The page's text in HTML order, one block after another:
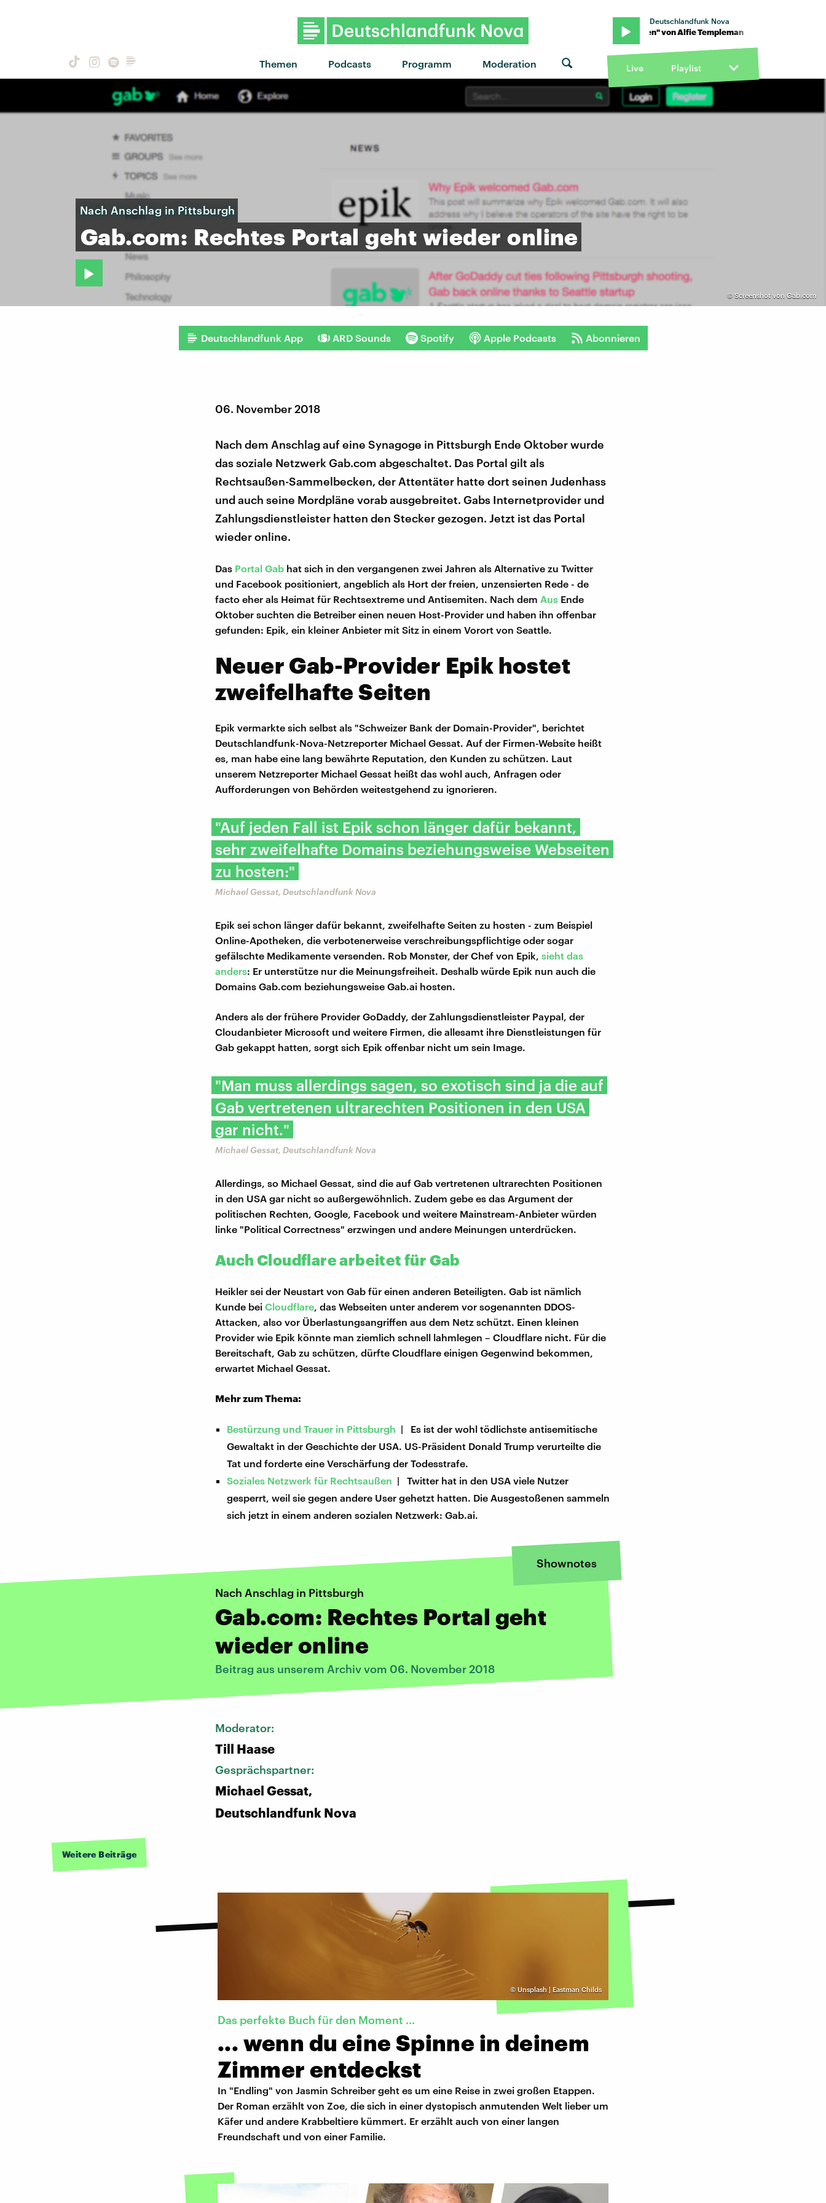
Themen Podcasts Programm Moderation
Deutschlandfunk Nova
"Broken" von Alfie Templeman · "Broken" von Alfie Templeman · "Broken" von Alfie
Live Playlist
© Screenshot von Gab.com
Nach Anschlag in Pittsburgh
Gab.com: Rechtes Portal geht wieder online
Deutschlandfunk App ARD Sounds Spotify Apple Podcasts Abonnieren
06. November 2018
Nach dem Anschlag auf eine Synagoge in Pittsburgh Ende Oktober wurde
das soziale Netzwerk Gab.com abgeschaltet. Das Portal gilt als
Rechtsaußen-Sammelbecken, der Attentäter hatte dort seinen Judenhass
und auch seine Mordpläne vorab ausgebreitet. Gabs Internetprovider und
Zahlungsdienstleister hatten den Stecker gezogen. Jetzt ist das Portal
wieder online.
Das Portal Gab hat sich in den vergangenen zwei Jahren als Alternative zu Twitter
und Facebook positioniert, angeblich als Hort der freien, unzensierten Rede - de
facto eher als Heimat für Rechtsextreme und Antisemiten. Nach dem Aus Ende
Oktober suchten die Betreiber einen neuen Host-Provider und haben ihn offenbar
gefunden: Epik, ein kleiner Anbieter mit Sitz in einem Vorort von Seattle.
Neuer Gab-Provider Epik hostet
zweifelhafte Seiten
Epik vermarkte sich selbst als "Schweizer Bank der Domain-Provider", berichtet
Deutschlandfunk-Nova-Netzreporter Michael Gessat. Auf der Firmen-Website heißt
es, man habe eine lang bewährte Reputation, den Kunden zu schützen. Laut
unserem Netzreporter Michael Gessat heißt das wohl auch, Anfragen oder
Aufforderungen von Behörden weitestgehend zu ignorieren.
"Auf jeden Fall ist Epik schon länger dafür bekannt,
sehr zweifelhafte Domains beziehungsweise Webseiten
zu hosten:"
Michael Gessat, Deutschlandfunk Nova
Epik sei schon länger dafür bekannt, zweifelhafte Seiten zu hosten - zum Beispiel
Online-Apotheken, die verbotenerweise verschreibungspflichtige oder sogar
gefälschte Medikamente versenden. Rob Monster, der Chef von Epik, sieht das
anders: Er unterstütze nur die Meinungsfreiheit. Deshalb würde Epik nun auch die
Domains Gab.com beziehungsweise Gab.ai hosten.
Anders als der frühere Provider GoDaddy, der Zahlungsdienstleister Paypal, der
Cloudanbieter Microsoft und weitere Firmen, die allesamt ihre Dienstleistungen für
Gab gekappt hatten, sorgt sich Epik offenbar nicht um sein Image.
"Man muss allerdings sagen, so exotisch sind ja die auf
Gab vertretenen ultrarechten Positionen in den USA
gar nicht."
Michael Gessat, Deutschlandfunk Nova
Allerdings, so Michael Gessat, sind die auf Gab vertretenen ultrarechten Positionen
in den USA gar nicht so außergewöhnlich. Zudem gebe es das Argument der
politischen Rechten, Google, Facebook und weitere Mainstream-Anbieter würden
linke "Political Correctness" erzwingen und andere Meinungen unterdrücken.
Auch Cloudflare arbeitet für Gab
Heikler sei der Neustart von Gab für einen anderen Beteiligten. Gab ist nämlich
Kunde bei Cloudflare, das Webseiten unter anderem vor sogenannten DDOS-
Attacken, also vor Überlastungsangriffen aus dem Netz schützt. Einen kleinen
Provider wie Epik könnte man ziemlich schnell lahmlegen – Cloudflare nicht. Für die
Bereitschaft, Gab zu schützen, dürfte Cloudflare einigen Gegenwind bekommen,
erwartet Michael Gessat.
Mehr zum Thema:
Bestürzung und Trauer in Pittsburgh | Es ist der wohl tödlichste antisemitische
Gewaltakt in der Geschichte der USA. US-Präsident Donald Trump verurteilte die
Tat und forderte eine Verschärfung der Todesstrafe.
Soziales Netzwerk für Rechtsaußen | Twitter hat in den USA viele Nutzer
gesperrt, weil sie gegen andere User gehetzt hatten. Die Ausgestoßenen sammeln
sich jetzt in einem anderen sozialen Netzwerk: Gab.ai.
Shownotes
Nach Anschlag in Pittsburgh
Gab.com: Rechtes Portal geht
wieder online
Beitrag aus unserem Archiv vom 06. November 2018
Moderator:
Till Haase
Gesprächspartner:
Michael Gessat,
Deutschlandfunk Nova
Weitere Beiträge
© Unsplash | Eastman Childs
Das perfekte Buch für den Moment ...
... wenn du eine Spinne in deinem
Zimmer entdeckst
In "Endling" von Jasmin Schreiber geht es um eine Reise in zwei großen Etappen.
Der Roman erzählt von Zoe, die sich in einer dystopisch anmutenden Welt lieber um
Käfer und andere Krabbeltiere kümmert. Er erzählt auch von einer langen
Freundschaft und von einer Familie.